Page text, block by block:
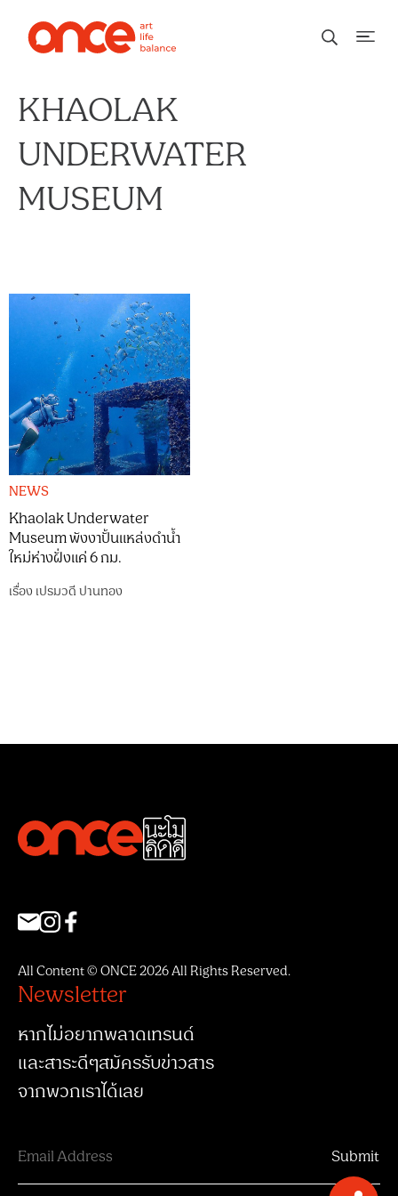
KHAOLAK
UNDERWATER
MUSEUM
NEWS
Khaolak Underwater
Museum พังงาปั้นแหล่งดำน้ำ
ใหม่ห่างฝั่งแค่ 6 กม.
เรื่อง เปรมวดี ปานทอง
All Content © ONCE 2026 All Rights Reserved.
Newsletter
หากไม่อยากพลาดเทรนด์
และสาระดีๆสมัครรับข่าวสาร
จากพวกเราได้เลย